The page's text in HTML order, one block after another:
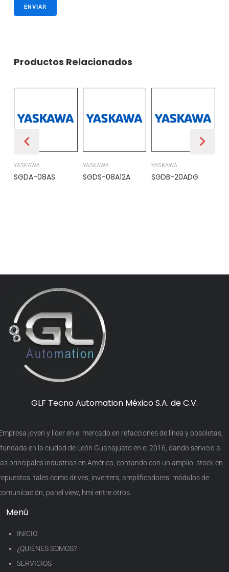
Productos Relacionados
YASKAWA
SGDA-08AS
YASKAWA
SGDS-08A12A
YASKAWA
SGDB-20ADG
GLF Tecno Automation México S.A. de C.V.
joven y líder en el mercado en refacciones de línea y obsoletas,
en la ciudad de León Guanajuato en el 2016, dando servicio a
principales industrias en América, contando con un amplio stock en
tales como drives, inverters, amplificadores, módulos de
panel view, hmi entre otros.
Menú
INICIO
¿QUIÉNES SOMOS?
SERVICIOS